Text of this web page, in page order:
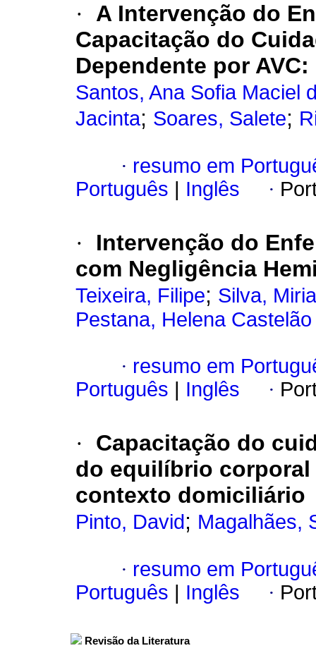
·
A Intervenção do
Capacitação do
Dependente por
Santos, Ana Sofia Maciel
Jacinta; Soares, Salete;
· resumo em
Português
Inglês ·
·
Intervenção do
com Negligência
Teixeira, Filipe; Silva,
Pestana, Helena
· resumo em
Português
Inglês ·
·
Capacitação do
do equilíbrio corporal
contexto domiciliário
Pinto, David ; Magalhães,
· resumo em
Português
Inglês ·
Revisão da Literatura